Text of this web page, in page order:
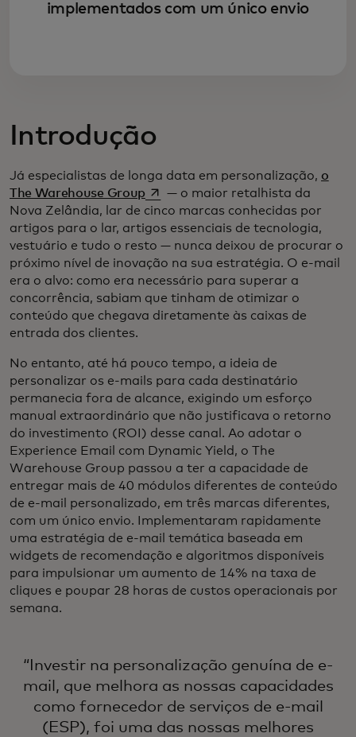
implementados com um único envio
Introdução
Já especialistas de longa data em personalização, o
The Warehouse Groupopens in a new tab
— o maior retalhista da
Nova Zelândia, lar de cinco marcas conhecidas por
artigos para o lar, artigos essenciais de tecnologia,
vestuário e tudo o resto — nunca deixou de procurar o
próximo nível de inovação na sua estratégia. O e-mail
era o alvo: como era necessário para superar a
concorrência, sabiam que tinham de otimizar o
conteúdo que chegava diretamente às caixas de
entrada dos clientes.
No entanto, até há pouco tempo, a ideia de
personalizar os e-mails para cada destinatário
permanecia fora de alcance, exigindo um esforço
manual extraordinário que não justificava o retorno
do investimento (ROI) desse canal. Ao adotar o
Experience Email com Dynamic Yield, o The
Warehouse Group passou a ter a capacidade de
entregar mais de 40 módulos diferentes de conteúdo
de e-mail personalizado, em três marcas diferentes,
com um único envio. Implementaram rapidamente
uma estratégia de e-mail temática baseada em
widgets de recomendação e algoritmos disponíveis
para impulsionar um aumento de 14% na taxa de
cliques e poupar 28 horas de custos operacionais por
semana.
“Investir na personalização genuína de e-
mail, que melhora as nossas capacidades
como fornecedor de serviços de e-mail
(ESP), foi uma das nossas melhores